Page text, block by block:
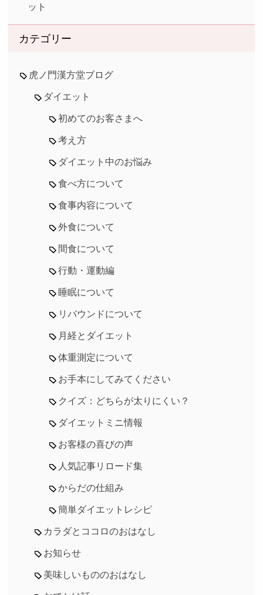
ット
カテゴリー
虎ノ門漢方堂ブログ
ダイエット
初めてのお客さまへ
考え方
ダイエット中のお悩み
食べ方について
食事内容について
外食について
間食について
行動・運動編
睡眠について
リバウンドについて
月経とダイエット
体重測定について
お手本にしてみてください
クイズ：どちらが太りにくい？
ダイエットミニ情報
お客様の喜びの声
人気記事リロード集
からだの仕組み
簡単ダイエットレシピ
カラダとココロのおはなし
お知らせ
美味しいもののおはなし